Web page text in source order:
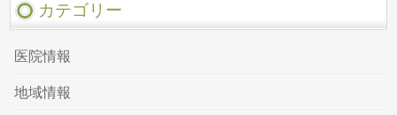
カテゴリー
医院情報
地域情報